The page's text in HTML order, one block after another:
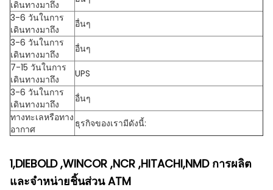
เดินทางมาถึง
3-6 วันในการ
เดินทางมาถึง
อื่นๆ
3-6 วันในการ
เดินทางมาถึง
อื่นๆ
7-15 วันในการ
เดินทางมาถึง
UPS
3-6 วันในการ
เดินทางมาถึง
อื่นๆ
ทางทะเลหรือทาง
อากาศ
ธุรกิจของเรามีดังนี้:
1,DIEBOLD ,WINCOR ,NCR ,HITACHI,NMD การผลิต
และจำหน่ายชิ้นส่วน ATM